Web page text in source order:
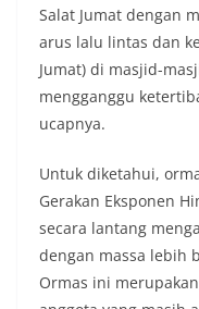
Salat Jumat dengan
arus lalu lintas dan
Jumat) di masjid-
mengganggu
ucapnya.
Untuk diketahui,
Gerakan Eksponen
secara lantang
dengan massa lebih
Ormas ini